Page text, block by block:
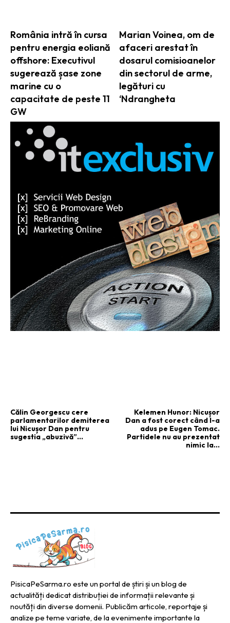
România intră în cursa
pentru energia eoliană
offshore: Executivul
sugerează șase zone
marine cu o
capacitate de peste 11
GW
Marian Voinea, om de
afaceri arestat în
dosarul comisioanelor
din sectorul de arme,
legături cu
‘Ndrangheta
Călin Georgescu cere
parlamentarilor demiterea
lui Nicușor Dan pentru
sugestia „abuzivă”…
Kelemen Hunor: Nicușor
Dan a fost corect când l-a
adus pe Eugen Tomac.
Partidele nu au prezentat
nimic la…
PisicaPeSarma.ro este un portal de știri și un blog de
actualități dedicat distribuției de informații relevante și
noutăți din diverse domenii. Publicăm articole, reportaje și
analize pe teme variate, de la evenimente importante la